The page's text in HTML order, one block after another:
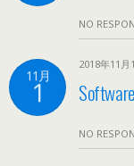
NO
11月
1
2018年11月
NO